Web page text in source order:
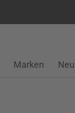
Marken Neu